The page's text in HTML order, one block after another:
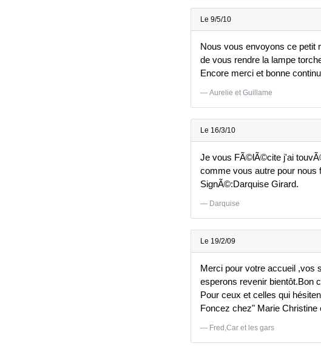
Le 9/5/10
Nous vous envoyons ce petit
de vous rendre la lampe
Encore merci et bonne
Aurelie et Guillame
Le 16/3/10
Je vous FÃ©lÃ©cite j'ai
comme vous autre pour
SignÃ©:Darquise Girard.
Darquise
Le 19/2/09
Merci pour votre accueil ,vos
esperons revenir bientôt.Bon
Pour ceux et celles qui
Foncez chez" Marie Christine
Fred,Car et les gars